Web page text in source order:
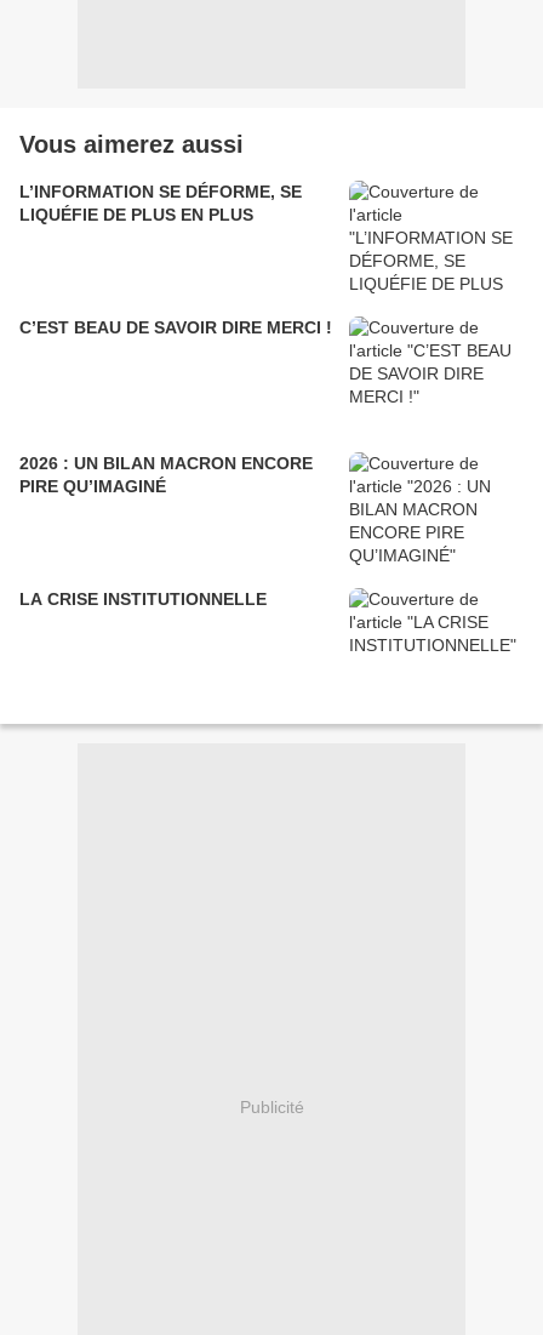
Vous aimerez aussi
L’INFORMATION SE DÉFORME, SE
LIQUÉFIE DE PLUS EN PLUS
C’EST BEAU DE SAVOIR DIRE MERCI !
2026 : UN BILAN MACRON ENCORE
PIRE QU’IMAGINÉ
LA CRISE INSTITUTIONNELLE
Publicité